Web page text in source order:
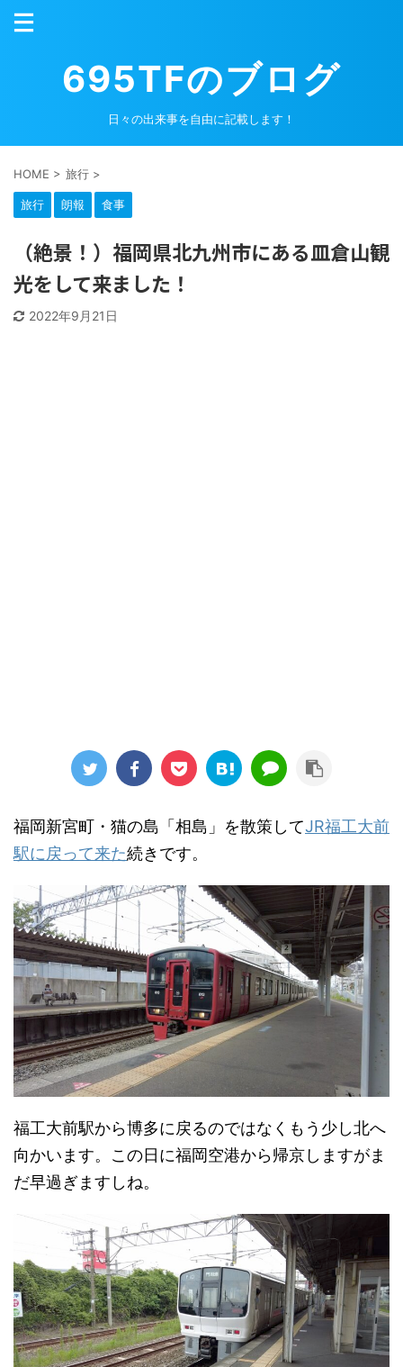
695TFのブログ
日々の出来事を自由に記載します！
HOME > 旅行 >
旅行 朗報 食事
（絶景！）福岡県北九州市にある皿倉山観
光をして来ました！
2022年9月21日
福岡新宮町・猫の島「相島」を散策してJR福工大前
駅に戻って来た続きです。
福工大前駅から博多に戻るのではなくもう少し北へ
向かいます。この日に福岡空港から帰京しますがま
だ早過ぎますしね。